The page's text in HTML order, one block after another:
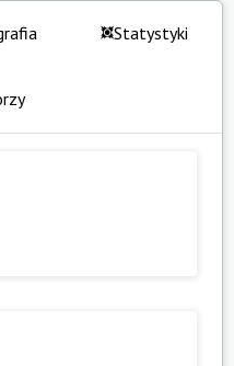
Statystyki